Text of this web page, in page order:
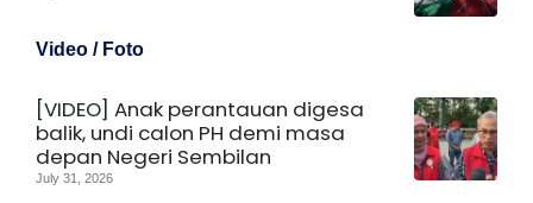
Video / Foto
[VIDEO] Anak perantauan digesa
balik, undi calon PH demi masa
depan Negeri Sembilan
July 31, 2026